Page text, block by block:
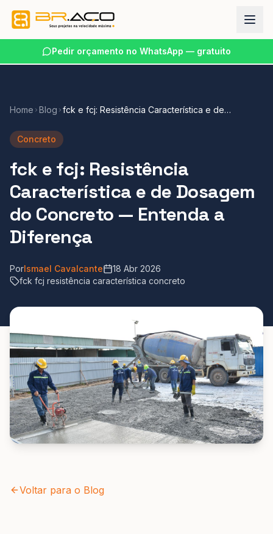
Pedir orçamento no WhatsApp — gratuito
Home Blog
fck e fcj: Resistência Característica e de
Concreto
fck e fcj: Resistência
Característica e de Dosagem
do Concreto — Entenda a
Diferença
PorIsmael Cavalcante
18 Abr 2026
fck fcj resistência característica concreto
Voltar para o Blog